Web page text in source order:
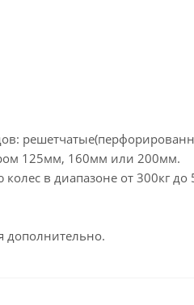
125мм, 160мм или 200мм.
в диапазоне от 300кг до
дополнительно.